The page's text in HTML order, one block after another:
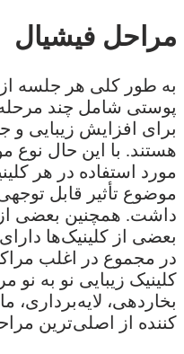
مراحل فیشیال
به طور کلی هر جلسه از
پوستی شامل چند
برای افزایش زیبایی
هستند. با این حال نوع
مورد استفاده در هر
موضوع تأثیر قابل
داشت. همچنین بعضی از
بعضی از کلینیک‌ها
در مجموع در اغلب
کلینیک زیبایی نو به
بخاردهی،
کننده از اصلی‌ترین